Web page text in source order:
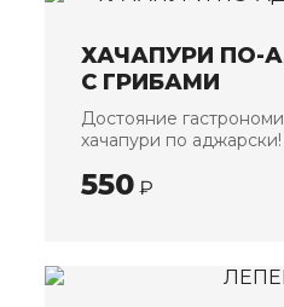
ХАЧАПУРИ ПО-
С ГРИБАМИ
Достояние
хачапури по
наполненная двумя
с шампиньонами
550 ₽